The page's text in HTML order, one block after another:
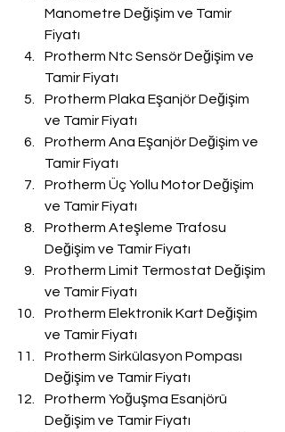
Manometre Değişim ve Tamir
Fiyatı
Protherm Ntc Sensör Değişim ve
Tamir Fiyatı
Protherm Plaka Eşanjör Değişim
ve Tamir Fiyatı
Protherm Ana Eşanjör Değişim ve
Tamir Fiyatı
Protherm Üç Yollu Motor Değişim
ve Tamir Fiyatı
Protherm Ateşleme Trafosu
Değişim ve Tamir Fiyatı
Protherm Limit Termostat Değişim
ve Tamir Fiyatı
Protherm Elektronik Kart Değişim
ve Tamir Fiyatı
Protherm Sirkülasyon Pompası
Değişim ve Tamir Fiyatı
Protherm Yoğuşma Esanjörü
Değişim ve Tamir Fiyatı